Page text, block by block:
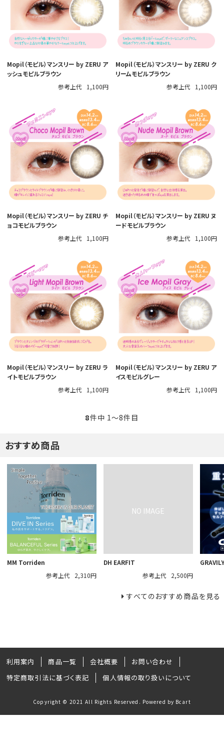
Mopil（モピル）マンスリー by ZERU ア
ッシュモピルブラウン
参考上代
1,100円
Mopil（モピル）マンスリー by ZERU ク
リームモピルブラウン
参考上代
1,100円
Mopil（モピル）マンスリー by ZERU チ
ョコモピルブラウン
参考上代
1,100円
Mopil（モピル）マンスリー by ZERU ヌ
ードモピルブラウン
参考上代
1,100円
Mopil（モピル）マンスリー by ZERU ラ
イトモピルブラウン
参考上代
1,100円
Mopil（モピル）マンスリー by ZERU ア
イスモピルグレー
参考上代
1,100円
8件中 1〜8件目
おすすめ商品
MM Torriden
参考上代
2,310円
DH EARFIT
参考上代
2,500円
すべてのおすすめ商品を見る
利用案内 商品一覧 会社概要
お問い合わせ
特定商取引法に基づく表記
個人情報の取り扱いについて
Copyright © 2021 All Rights Reserved. Powered by Bcart